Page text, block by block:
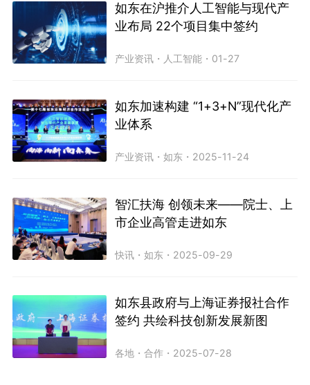
如东在沪推介人工智能与现代产
业布局 22个项目集中签约
产业资讯 ・ 人工智能 ・ 01-27
如东加速构建 “1+3+N”现代化产
业体系
产业资讯 ・如东 ・ 2025-11-24
智汇扶海 创领未来——院士、上
市企业高管走进如东
快讯 ・如东 ・ 2025-09-29
如东县政府与上海证券报社合作
签约 共绘科技创新发展新图
各地 ・合作 ・ 2025-07-28